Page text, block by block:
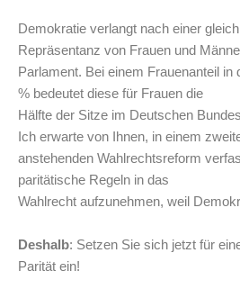
Demokratie verlangt nach einer
Repräsentanz von Frauen und
Parlament. Bei einem Frauenanteil in
% bedeutet diese für Frauen die
Hälfte der Sitze im Deutschen
Ich erwarte von Ihnen, in einem
anstehenden Wahlrechtsreform
paritätische Regeln in das
Wahlrecht aufzunehmen, weil
Deshalb: Setzen Sie sich jetzt für
Parität ein!